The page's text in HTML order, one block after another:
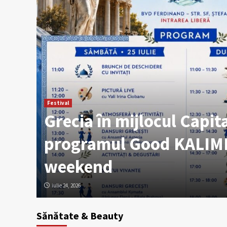
Festival
Grecia în mijlocul
programul Good
weekend
iulie 24, 2026
Sănătate & Beauty